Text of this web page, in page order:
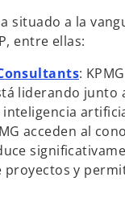
situado a la
entre ellas:
s
e
a
b
r
e
:
liderando junto
acceden al
proyectos y